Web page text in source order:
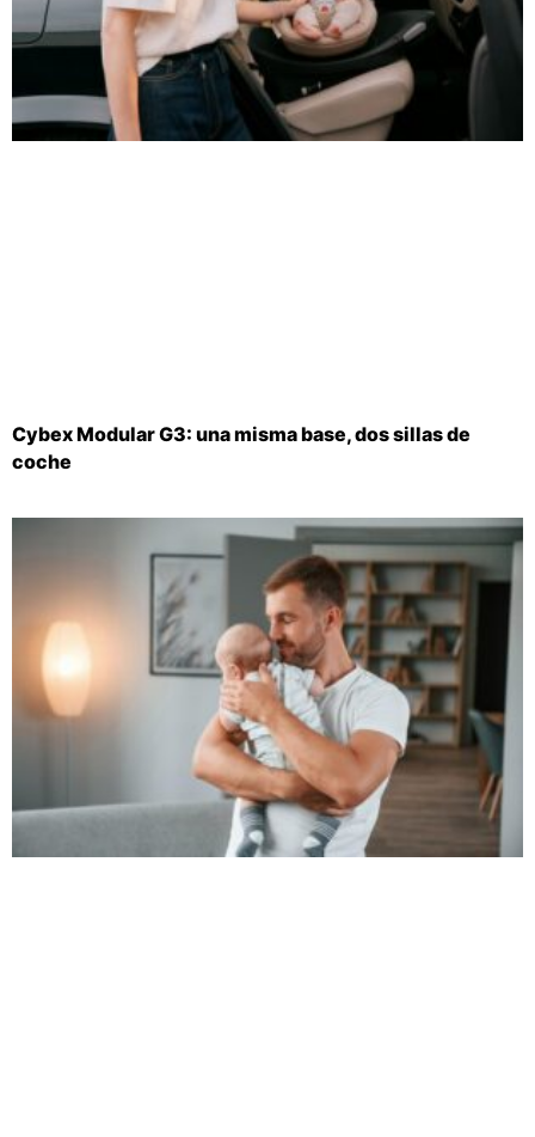
Cybex Modular G3: una misma base, dos sillas de
coche